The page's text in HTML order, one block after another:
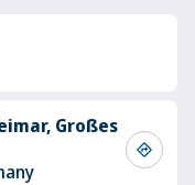
Großes
directions